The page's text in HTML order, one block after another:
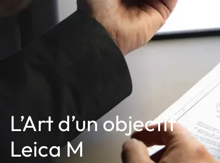
L’Art d’un objectif
Leica M